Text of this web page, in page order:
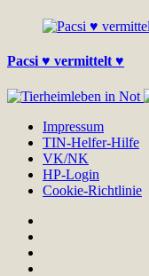
Pacsi ♥ vermittelt ♥
Impressum
TIN-Helfer-Hilfe
VK/NK
HP-Login
Cookie-Richtlinie